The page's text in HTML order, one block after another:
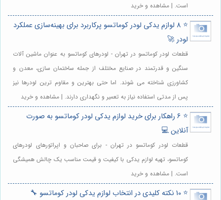
است. | مشاهده و خرید
⭐️ 8 لوازم یدکی لودر کوماتسو پرکاربرد برای بهینه‌سازی عملکرد
لودر 🚀
قطعات لودر کوماتسو در تهران - لودرهای کوماتسو به عنوان ماشین آلات
سنگین و قدرتمند در صنایع مختلف از جمله ساختمان سازی، معدن و
کشاورزی شناخته می شوند. اما حتی بهترین و مقاوم ترین لودرها نیز
پس از مدتی استفاده نیاز به تعمیر و نگهداری دارند. | مشاهده و خرید
⭐️ 6 راهکار برای خرید لوازم یدکی لودر کوماتسو به صورت
آنلاین 💻
قطعات لودر کوماتسو در تهران - برای صاحبان و اپراتورهای لودرهای
کوماتسو، تهیه لوازم یدکی با کیفیت و قیمت مناسب یک چالش همیشگی
است. | مشاهده و خرید
⭐️ 10 نکته کلیدی در انتخاب لوازم یدکی لودر کوماتسو 🔧